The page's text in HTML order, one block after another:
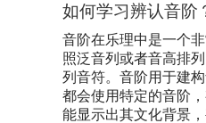
如何学习辨认音阶
音阶在乐理中是一个
照泛音列或者音高排
列音符。音阶用于建
都会使用特定的音阶
能显示出其文化背景